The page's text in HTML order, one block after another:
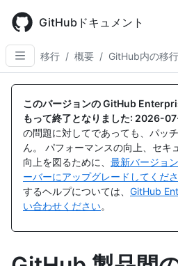
main
content
GitHubドキュメント
移行 / 概要 / GitHub内の移行
このバージョンの GitHub
もって終了となりました: 2026-
の問題に対してであっても、パッ
ん。 パフォーマンスの向上、セキ
向上を図るために、 最新バージョ
ーバーにアップグレードしてくだ
するヘルプについては、 GitHub
い合わせください。